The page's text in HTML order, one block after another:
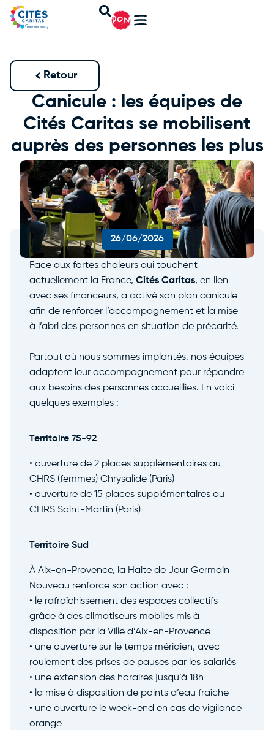
DON
Retour
Canicule : les équipes de
Cités Caritas se mobilisent
auprès des personnes les plus
vulnérables
26/06/2026
Face aux fortes chaleurs qui touchent
actuellement la France, Cités Caritas, en lien
avec ses financeurs, a activé son plan canicule
afin de renforcer l’accompagnement et la mise
à l’abri des personnes en situation de précarité.
Partout où nous sommes implantés, nos équipes
adaptent leur accompagnement pour répondre
aux besoins des personnes accueillies. En voici
quelques exemples :
Territoire 75-92
• ouverture de 2 places supplémentaires au
CHRS (femmes) Chrysalide (Paris)
• ouverture de 15 places supplémentaires au
CHRS Saint-Martin (Paris)
Territoire Sud
À Aix-en-Provence, la Halte de Jour Germain
Nouveau renforce son action avec :
• le rafraîchissement des espaces collectifs
grâce à des climatiseurs mobiles mis à
disposition par la Ville d’Aix-en-Provence
• une ouverture sur le temps méridien, avec
roulement des prises de pauses par les salariés
• une extension des horaires jusqu’à 18h
• la mise à disposition de points d’eau fraîche
• une ouverture le week-end en cas de vigilance
orange